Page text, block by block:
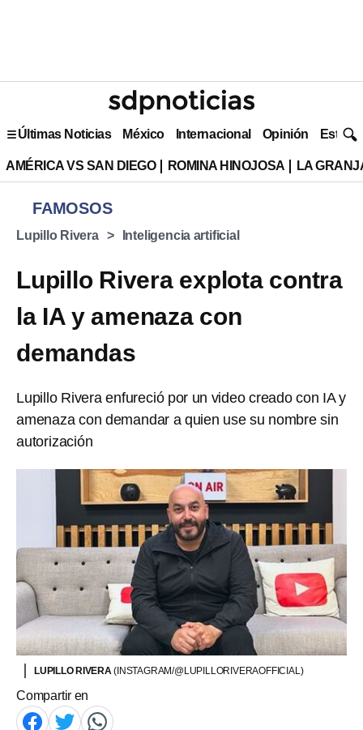
Últimas Noticias México Internacional Opinión Estilo
AMÉRICA VS SAN DIEGO ROMINA HINOJOSA LA
FAMOSOS
Lupillo Rivera Inteligencia artificial
Lupillo Rivera explota contra
la IA y amenaza con
demandas
Lupillo Rivera enfureció por un video creado con IA y
amenaza con demandar a quien use su nombre sin
autorización
LUPILLO RIVERA(INSTAGRAM/@LUPILLORIVERAOFFICIAL)
Compartir en